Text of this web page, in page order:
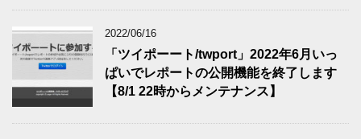
2022/06/16
「ツイポーート/twport」2022年6月いっ
ぱいでレポートの公開機能を終了します
【8/1 22時からメンテナンス】